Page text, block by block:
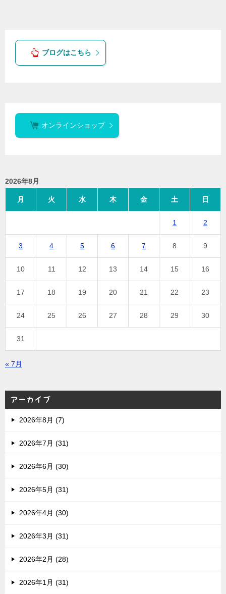
ブログはこちら
オンラインショップ
2026年8月
月 火 水 木 金 土 日
1 2
3 4 5 6 7 8 9
10 11 12 13 14 15 16
17 18 19 20 21 22 23
24 25 26 27 28 29 30
31
« 7月
アーカイブ
2026年8月 (7)
2026年7月 (31)
2026年6月 (30)
2026年5月 (31)
2026年4月 (30)
2026年3月 (31)
2026年2月 (28)
2026年1月 (31)